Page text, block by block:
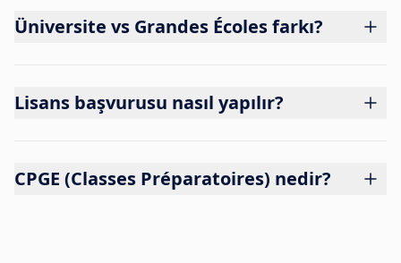
Üniversite vs Grandes Écoles farkı?
Lisans başvurusu nasıl yapılır?
CPGE (Classes Préparatoires) nedir?